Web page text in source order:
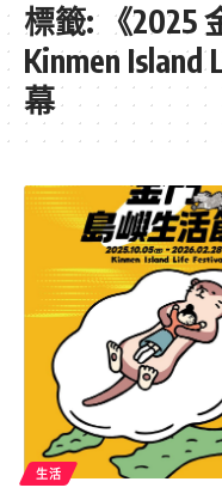
標籤: 《2025
Kinmen
幕
生活